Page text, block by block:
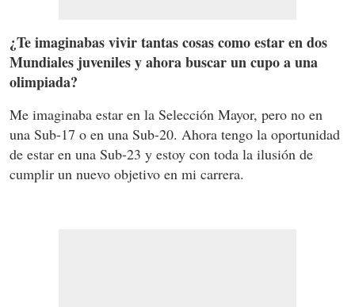
¿Te imaginabas vivir tantas cosas como estar en dos
Mundiales juveniles y ahora buscar un cupo a una
olimpiada?
Me imaginaba estar en la Selección Mayor, pero no en
una Sub-17 o en una Sub-20. Ahora tengo la oportunidad
de estar en una Sub-23 y estoy con toda la ilusión de
cumplir un nuevo objetivo en mi carrera.